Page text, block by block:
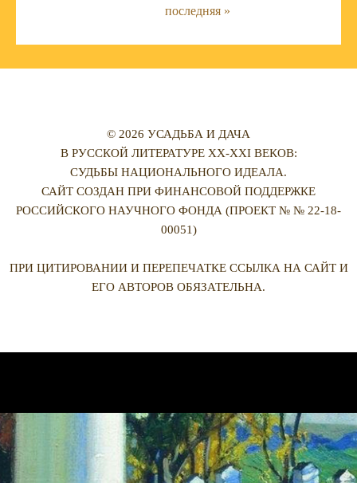
последняя »
© 2026 УСАДЬБА И ДАЧА
В РУССКОЙ ЛИТЕРАТУРЕ XX-XXI ВЕКОВ:
СУДЬБЫ НАЦИОНАЛЬНОГО ИДЕАЛА.
САЙТ СОЗДАН ПРИ ФИНАНСОВОЙ ПОДДЕРЖКЕ
РОССИЙСКОГО НАУЧНОГО ФОНДА (ПРОЕКТ № № 22-18-
00051)
ПРИ ЦИТИРОВАНИИ И ПЕРЕПЕЧАТКЕ ССЫЛКА НА САЙТ И
ЕГО АВТОРОВ ОБЯЗАТЕЛЬНА.